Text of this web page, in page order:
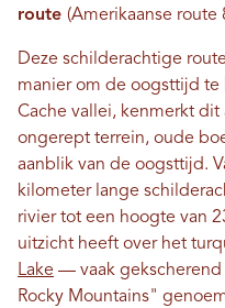
route (Amerikaanse route
Deze schilderachtige
manier om de oogsttijd
Cache vallei, kenmerkt
ongerept terrein, oude
aanblik van de oogsttijd.
kilometer lange
rivier tot een hoogte van
uitzicht heeft over het
Lake — vaak
Rocky Mountains"